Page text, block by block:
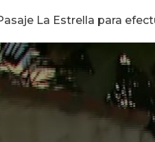
La Estrella para